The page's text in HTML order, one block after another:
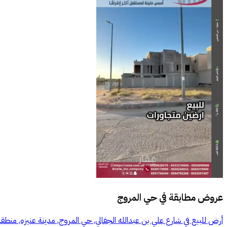
عروض مطابقة فيحي المروج
أرض للبيع في شارع علي بن عبدالله الجفالي, حي المروج, مدينة عنيزه,